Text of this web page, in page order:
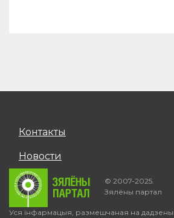
Контакты
Новости
© 2007-2025.
Зялёны партал
Уся інфармацыя, размешчаная на